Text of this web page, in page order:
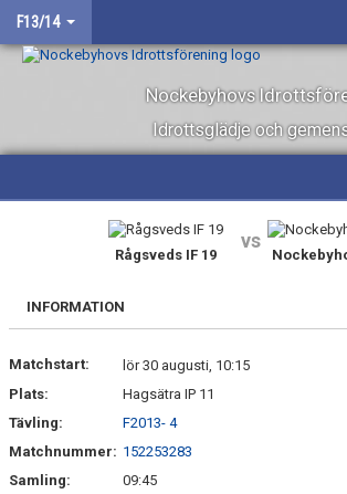
F13/14
Nockebyhovs
Idrottsglädje och
KALENDER
MATCHER
BILDGALLERI
Rågsveds IF 19
vs
INFORMATION
Matchstart:
lör 30 augusti, 10:15
Plats:
Hagsätra IP 11
Tävling:
F2013- 4
Matchnummer: 152253283
Samling:
09:45